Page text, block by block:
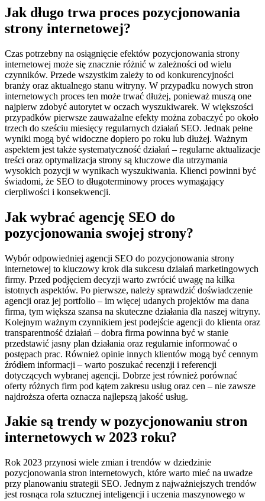
Jak długo trwa proces pozycjonowania
strony internetowej?
Czas potrzebny na osiągnięcie efektów pozycjonowania strony
internetowej może się znacznie różnić w zależności od wielu
czynników. Przede wszystkim zależy to od konkurencyjności
branży oraz aktualnego stanu witryny. W przypadku nowych stron
internetowych proces ten może trwać dłużej, ponieważ muszą one
najpierw zdobyć autorytet w oczach wyszukiwarek. W większości
przypadków pierwsze zauważalne efekty można zobaczyć po około
trzech do sześciu miesięcy regularnych działań SEO. Jednak pełne
wyniki mogą być widoczne dopiero po roku lub dłużej. Ważnym
aspektem jest także systematyczność działań – regularne aktualizacje
treści oraz optymalizacja strony są kluczowe dla utrzymania
wysokich pozycji w wynikach wyszukiwania. Klienci powinni być
świadomi, że SEO to długoterminowy proces wymagający
cierpliwości i konsekwencji.
Jak wybrać agencję SEO do
pozycjonowania swojej strony?
Wybór odpowiedniej agencji SEO do pozycjonowania strony
internetowej to kluczowy krok dla sukcesu działań marketingowych
firmy. Przed podjęciem decyzji warto zwrócić uwagę na kilka
istotnych aspektów. Po pierwsze, należy sprawdzić doświadczenie
agencji oraz jej portfolio – im więcej udanych projektów ma dana
firma, tym większa szansa na skuteczne działania dla naszej witryny.
Kolejnym ważnym czynnikiem jest podejście agencji do klienta oraz
transparentność działań – dobra firma powinna być w stanie
przedstawić jasny plan działania oraz regularnie informować o
postępach prac. Również opinie innych klientów mogą być cennym
źródłem informacji – warto poszukać recenzji i referencji
dotyczących wybranej agencji. Dobrze jest również porównać
oferty różnych firm pod kątem zakresu usług oraz cen – nie zawsze
najdroższa oferta oznacza najlepszą jakość usług.
Jakie są trendy w pozycjonowaniu stron
internetowych w 2023 roku?
Rok 2023 przynosi wiele zmian i trendów w dziedzinie
pozycjonowania stron internetowych, które warto mieć na uwadze
przy planowaniu strategii SEO. Jednym z najważniejszych trendów
jest rosnąca rola sztucznej inteligencji i uczenia maszynowego w